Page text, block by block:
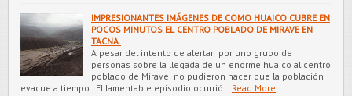
IMPRESIONANTES IMÁGENES DE COMO HUAICO CUBRE EN
POCOS MINUTOS EL CENTRO POBLADO DE MIRAVE EN
TACNA.
A pesar del intento de alertar por uno grupo de
personas sobre la llegada de un enorme huaico al centro
poblado de Mirave no pudieron hacer que la población
evacue a tiempo. El lamentable episodio ocurrió…
Read More